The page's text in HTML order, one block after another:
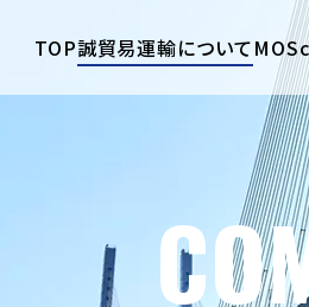
TOP誠貿易運輸について